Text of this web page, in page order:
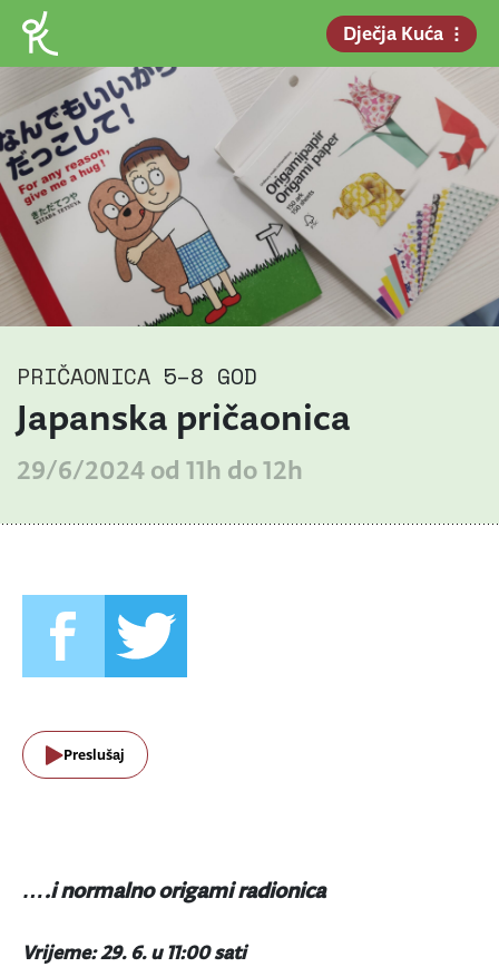
Dječja Kuća
PRIČAONICA 5–8 GOD
Japanska pričaonica
29/6/2024 od 11h do 12h
Preslušaj
….i normalno origami radionica
Vrijeme: 29. 6. u 11:00 sati